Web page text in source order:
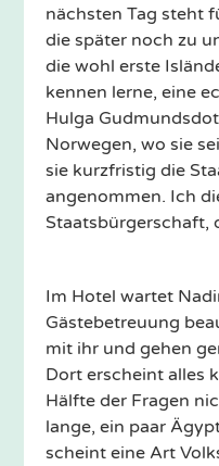
nächsten Tag steht
die später noch zu
die wohl erste
kennen lerne, eine
Hulga
Norwegen, wo sie
sie kurzfristig die
angenommen. Ich
Staatsbürgerschaft,
Im Hotel wartet
Gästebetreuung
mit ihr und gehen
Dort erscheint alles
Hälfte der Fragen
lange, ein paar
scheint eine Art